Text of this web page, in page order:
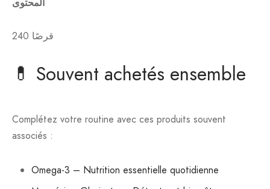
المحتوى
240 قرصًا
💊 Souvent achetés ensemble
Complétez votre routine avec ces produits souvent
associés :
Omega-3 – Nutrition essentielle quotidienne